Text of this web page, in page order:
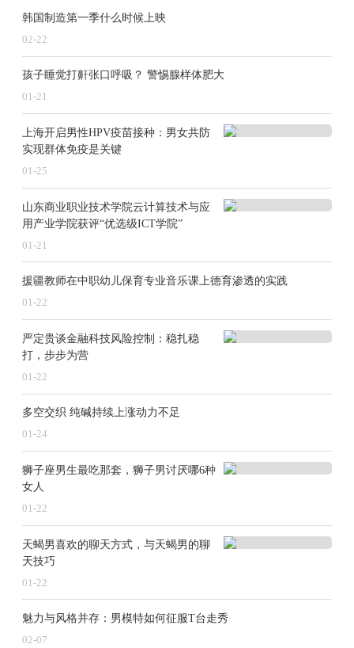
计交付的新能源车已超过40万辆。
2025年提升产品竞争力，将数字化融入驾
驶体验
2025年，宝马集团持续“上新”，超过10款BMW
新车和多款MINI以及BMW摩托车新品将在中
其轴距加长110毫米，内饰和动力系统全面升
级，满足消费者对高性能和高品质豪华SAV的
需求。除了已经发布的首款国产M性能轿车
——全新BMW M235L四门轿跑车外，BMW M
家族还将推出数款高性能车型，带来原汁原味
的M驾趣。
今年宝马还将开展一系列重磅品牌体验活动，
国用户共享纯粹驾趣的燃情魅力。已连续举办
超过19年、覆盖超过3万人的BMW精英驾驶培
训，也将在2025年再度升级。
宝马强调以驾驶者为中心，将数字化融入到驾
驶体验，科技加持品牌属性，但不改变品牌基
因，宝马的纯粹驾趣和创新理念始终如一。最
新一代BMW操作系统中，全新升级的BMW智
韩国制造第一季什么时候上映
02-22
孩子睡觉打鼾张口呼吸？ 警惕腺样体肥大
01-21
上海开启男性HPV疫苗接种：男女共防
实现群体免疫是关键
01-25
山东商业职业技术学院云计算技术与应
用产业学院获评“优选级ICT学院”
01-21
援疆教师在中职幼儿保育专业音乐课上德育渗透的实践
01-22
严定贵谈金融科技风险控制：稳扎稳
打，步步为营
01-22
多空交织 纯碱持续上涨动力不足
01-24
狮子座男生最吃那套，狮子男讨厌哪6种
女人
01-22
天蝎男喜欢的聊天方式，与天蝎男的聊
天技巧
01-22
魅力与风格并存：男模特如何征服T台走秀
02-07